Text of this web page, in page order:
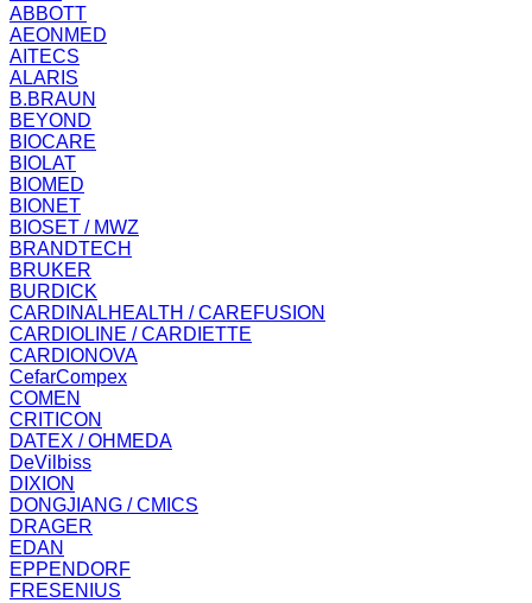
ABBOTT
AEONMED
AITECS
ALARIS
B.BRAUN
BEYOND
BIOCARE
BIOLAT
BIOMED
BIONET
BIOSET / MWZ
BRANDTECH
BRUKER
BURDICK
CARDINALHEALTH / CAREFUSION
CARDIOLINE / CARDIETTE
CARDIONOVA
CefarCompex
COMEN
CRITICON
DATEX / OHMEDA
DeVilbiss
DIXION
DONGJIANG / CMICS
DRAGER
EDAN
EPPENDORF
FRESENIUS